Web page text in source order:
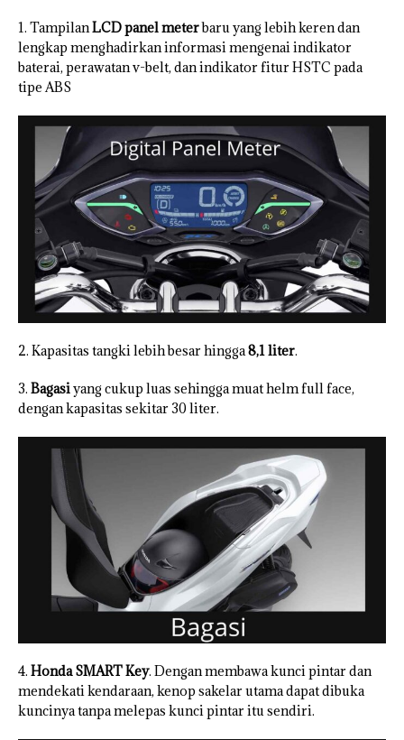
1. TampilanLCD panel meterbaru yang lebih keren dan
lengkap menghadirkan informasi mengenai indikator
baterai, perawatan v-belt, dan indikator fitur HSTC pada
tipe ABS
2. Kapasitas tangki lebih besar hingga8,1 liter.
3. Bagasiyang cukup luas sehingga muat helm full face,
dengan kapasitas sekitar 30 liter.
4. Honda SMART Key. Dengan membawa kunci pintar dan
mendekati kendaraan, kenop sakelar utama dapat dibuka
kuncinya tanpa melepas kunci pintar itu sendiri.